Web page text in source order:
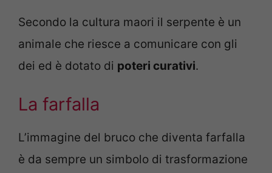
Secondo la cultura maori il serpente è un
animale che riesce a comunicare con gli
dei ed è dotato di poteri curativi.
La farfalla
L’immagine del bruco che diventa farfalla
è da sempre un simbolo di trasformazione